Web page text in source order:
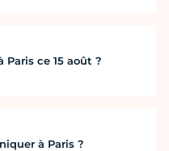
Paris ce 15 août ?
à Paris ?